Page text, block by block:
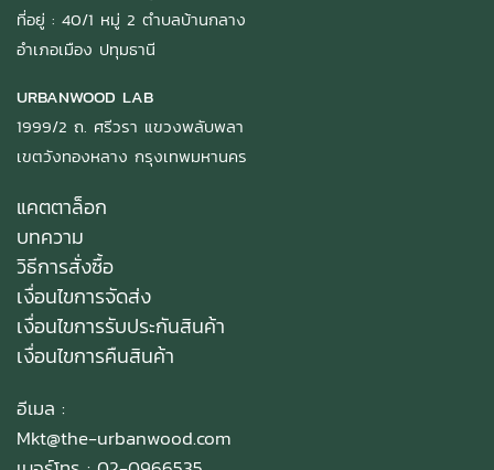
ที่อยู่ : 40/1 หมู่ 2 ตำบลบ้านกลาง
อำเภอเมือง ปทุมธานี
URBANWOOD LAB
1999/2 ถ. ศรีวรา แขวงพลับพลา
เขตวังทองหลาง กรุงเทพมหานคร
แคตตาล็อก
บทความ
วิธีการสั่งซื้อ
เงื่อนไขการจัดส่ง
เงื่อนไขการรับประกันสินค้า
เงื่อนไขการคืนสินค้า
อีเมล :
Mkt@the-urbanwood.com